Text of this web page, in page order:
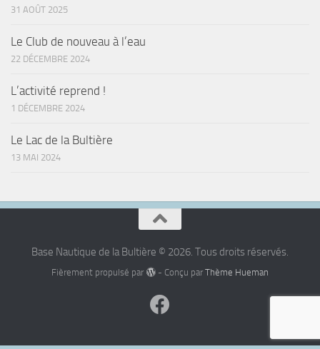
31 AOÛT 2025
Le Club de nouveau à l’eau
22 DÉCEMBRE 2024
L’activité reprend !
1 DÉCEMBRE 2024
Le Lac de la Bultière
13 MAI 2024
Base Nautique de la Bultière © 2026. Tous droits réservés.
Fièrement propulsé par - Conçu par Thème Hueman